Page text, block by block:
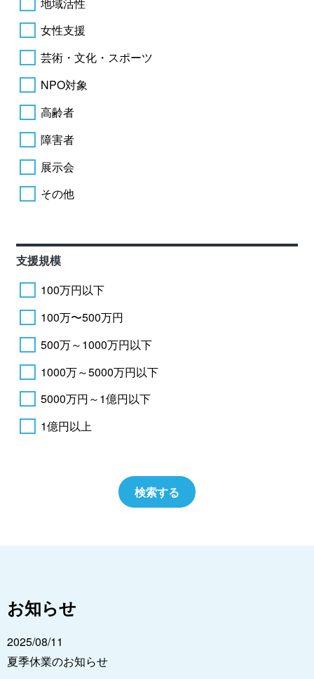
女性支援
芸術・文化・スポーツ
NPO対象
高齢者
障害者
展示会
その他
支援規模
100万円以下
100万〜500万円
500万～1000万円以下
1000万～5000万円以下
5000万円～1億円以下
1億円以上
お知らせ
2025/08/11
夏季休業のお知らせ